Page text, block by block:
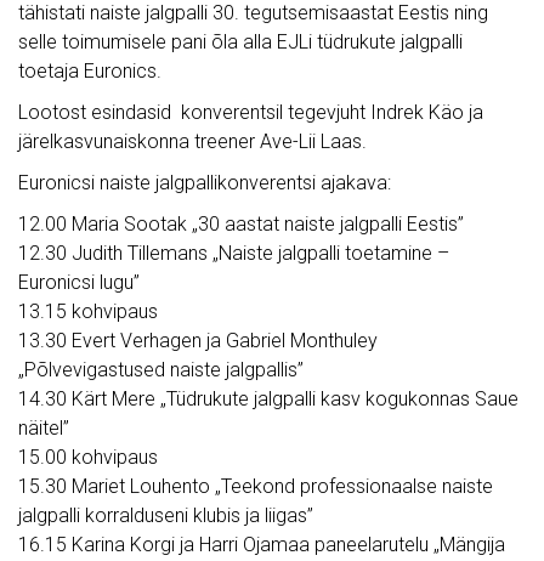
tähistati naiste jalgpalli 30. tegutsemisaastat Eestis ning
selle toimumisele pani õla alla EJLi tüdrukute jalgpalli
toetaja Euronics.
Lootost esindasid konverentsil tegevjuht Indrek Käo ja
järelkasvunaiskonna treener Ave-Lii Laas.
Euronicsi naiste jalgpallikonverentsi ajakava:
12.00 Maria Sootak „30 aastat naiste jalgpalli Eestis”
12.30 Judith Tillemans „Naiste jalgpalli toetamine –
Euronicsi lugu”
13.15 kohvipaus
13.30 Evert Verhagen ja Gabriel Monthuley
„Põlvevigastused naiste jalgpallis”
14.30 Kärt Mere „Tüdrukute jalgpalli kasv kogukonnas Saue
näitel”
15.00 kohvipaus
15.30 Mariet Louhento „Teekond professionaalse naiste
jalgpalli korralduseni klubis ja liigas”
16.15 Karina Korgi ja Harri Ojamaa paneelarutelu „Mängija